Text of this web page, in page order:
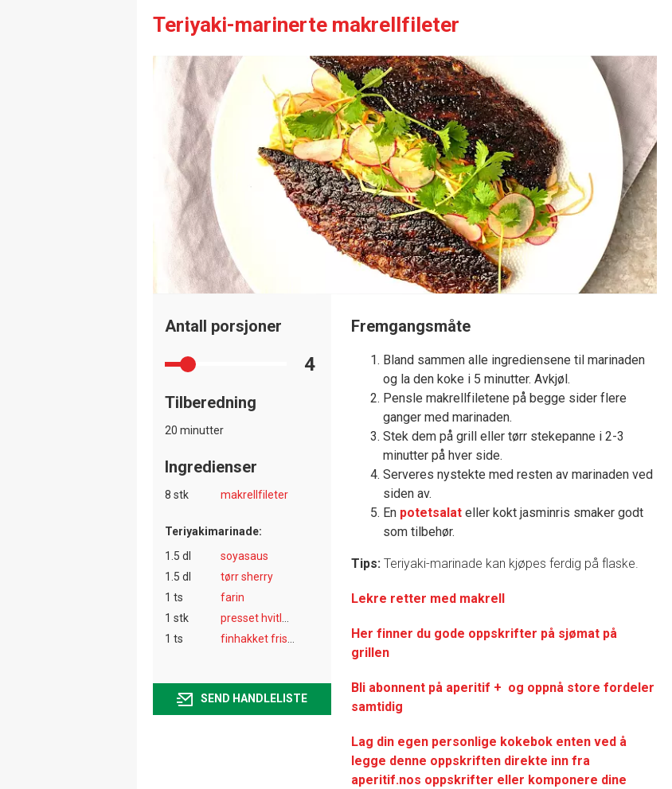
Teriyaki-marinerte makrellfileter
Antall porsjoner
4
Tilberedning
20 minutter
Ingredienser
8 stk makrellfileter
Teriyakimarinade:
1.5 dl
soyasaus
1.5 dl
tørr sherry
1 ts
farin
1 stk
1 ts
SEND HANDLELISTE
Fremgangsmåte
Bland sammen alle ingrediensene til marinaden
og la den koke i 5 minutter. Avkjøl.
Pensle makrellfiletene på begge sider flere
ganger med marinaden.
Stek dem på grill eller tørr stekepanne i 2-3
minutter på hver side.
Serveres nystekte med resten av marinaden ved
siden av.
En potetsalateller kokt jasminris smaker godt
som tilbehør.
Tips: Teriyaki-marinade kan kjøpes ferdig på flaske.
Lekre retter med makrell
Her finner du gode oppskrifter på sjømat på
grillen
Bli abonnent på aperitif + og oppnå store fordeler
samtidig
Lag din egen personlige kokebok enten ved å
legge denne oppskriften direkte inn fra
aperitif.nos oppskrifter eller komponere dine